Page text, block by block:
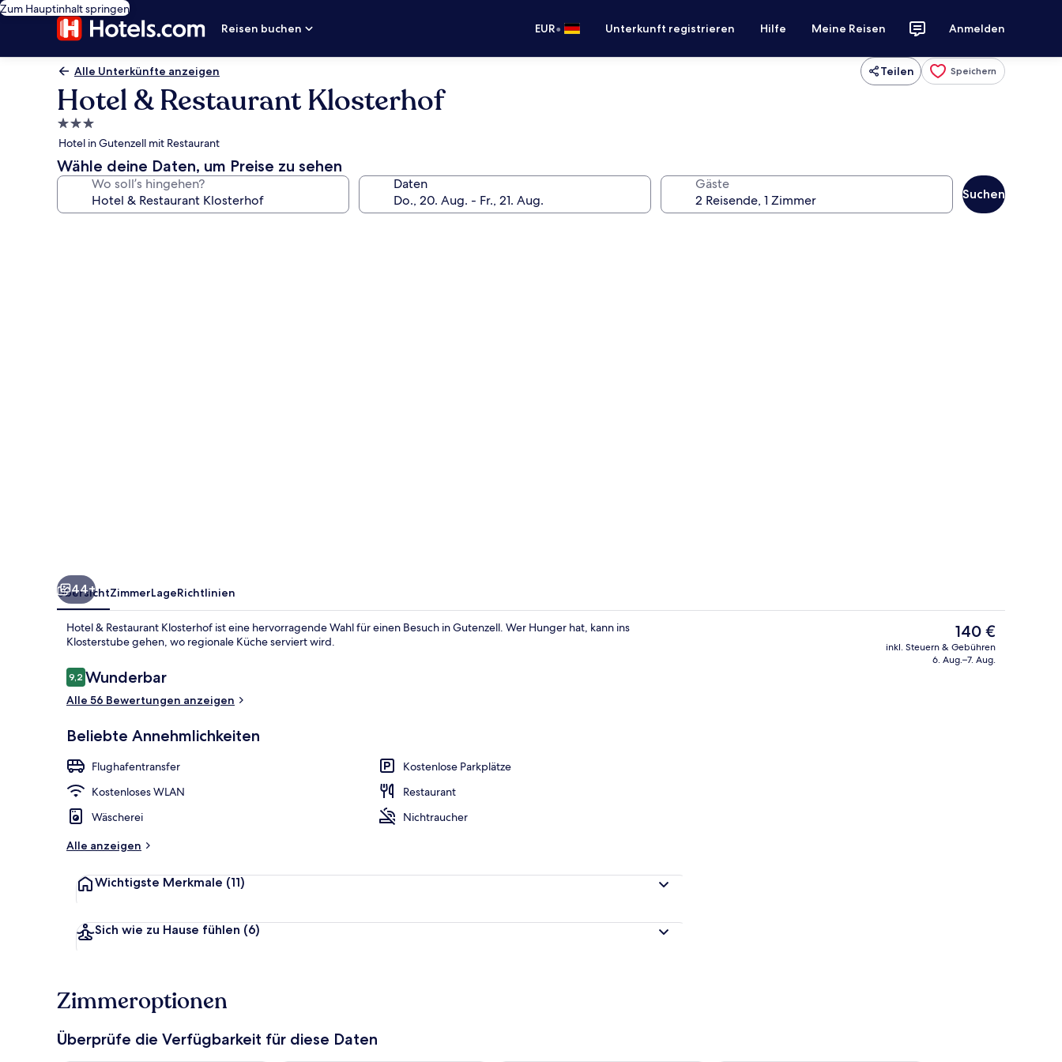
Zum Hauptinhalt springen
Reisen buchen
EUR• Unterkunft registrieren Hilfe Meine Reisen Anmelden
Alle Unterkünfte anzeigen Teilen Speichern
Hotel & Restaurant Klosterhof
3.0-
Sterne-
Unterkunft
Hotel in Gutenzell mit Restaurant
Wähle deine Daten, um Preise zu sehen
Wo soll’s hingehen? Daten Gäste
Suchen
Tägliches inbegriffenes Frühstücksbuffet
Doppelzimmer (Haupthaus Klosterhof) | Daunenbettdecken, Schreibtisch,
44+
ÜbersichtZimmerLageRichtlinien
Hotel & Restaurant Klosterhof ist eine hervorragende Wahl für einen Besuch in Gutenzell. Wer Hunger hat, kann ins
Klosterstube gehen, wo regionale Küche serviert wird.
Bewertungen
9,29,2 von 10.
Wunderbar
Alle 56 Bewertungen anzeigen
Beliebte Annehmlichkeiten
Flughafentransfer
Kostenlose Parkplätze
Kostenloses WLAN
Restaurant
Wäscherei
Nichtraucher
Alle anzeigen
Wichtigste Merkmale (11)
Sich wie zu Hause fühlen (6)
Der
aktuelle
Preis
140 €
inkl. Steuern & Gebühren
6. Aug.–7. Aug.
Zimmeroptionen
Überprüfe die Verfügbarkeit für diese Daten